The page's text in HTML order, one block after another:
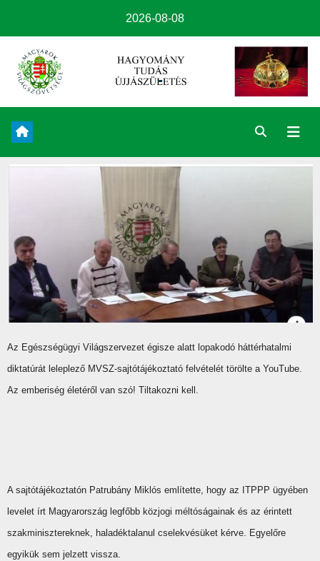
2026-08-08
Az Egészségügyi Világszervezet égisze alatt lopakodó háttérhatalmi
diktatúrát leleplező MVSZ-sajtótájékoztató felvételét törölte a YouTube.
Az emberiség életéről van szó! Tiltakozni kell.
A sajtótájékoztatón Patrubány Miklós említette, hogy az ITPPP ügyében
levelet írt Magyarország legfőbb közjogi méltóságainak és az érintett
szakminisztereknek, haladéktalanul cselekvésüket kérve. Egyelőre
egyikük sem jelzett vissza.